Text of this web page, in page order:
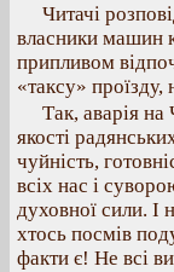
Читачі
власники машин
припливом
«таксу»
Так, аварія
якості
чуйність,
всіх нас і
духовної сили. І
хтось посмів
факти є! Не всі